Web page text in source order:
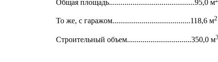
Общая площадь............................................95,0 м
То же, с гаражом........................................118,6 м2
Строительный объем.................................350,0 м